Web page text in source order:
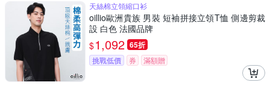
天絲棉立領縮口衫
oillio歐洲貴族 男裝 短袖拼接立領T恤 側邊剪裁
設 白色 法國品牌
$1,092 65折
挑戰低價 券 滿額贈